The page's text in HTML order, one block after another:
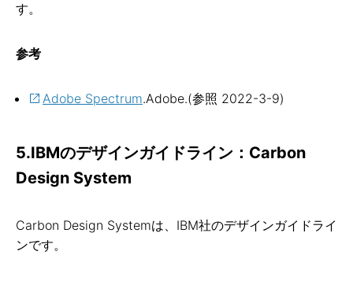
す。
参考
Adobe Spectrum.Adobe.(参照 2022-3-9)
5.IBMのデザインガイドライン：Carbon
Design System
Carbon Design Systemは、IBM社のデザインガイドライ
ンです。